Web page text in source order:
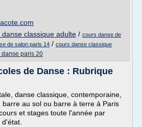
danse classique adulte / cours danse de
de salon paris 14 / cours danse classique
danse paris 20
de Danse : Rubrique
danse classique, contemporaine,
barre au sol ou barre à terre à Paris
et stages toute l'année par